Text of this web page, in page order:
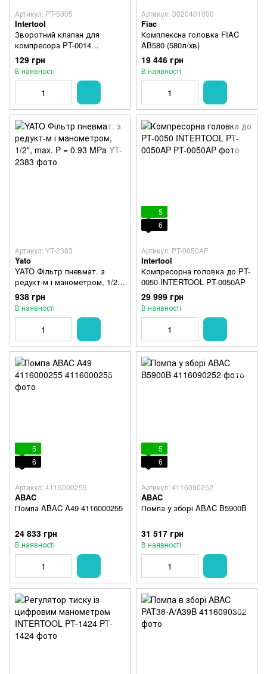
Артикул: PT-5005
Intertool
Зворотний клапан для
компресора PT-0014
INTERTOOL PT-5005
129 грн
В наявності
Артикул: З020401000
Fiac
Комплексна головка FIAC
AB580 (580л/хв)
19 446 грн
В наявності
Артикул: YT-2383
Yato
YATO Фільтр пневмат. з
редукт-м і манометром, 1/2",
max. P = 0.93 MPa
938 грн
В наявності
5
6
Артикул: PT-0050AP
Intertool
Компресорна головка до PT-
0050 INTERTOOL PT-0050AP
29 999 грн
В наявності
5
6
Артикул: 4116000255
ABAC
Помпа ABAC A49 4116000255
24 833 грн
В наявності
5
6
Артикул: 4116090252
ABAC
Помпа у зборі ABAC B5900B
31 517 грн
В наявності